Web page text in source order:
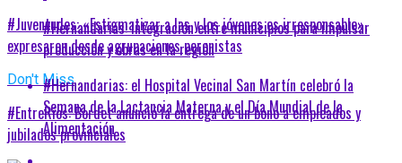
#Juventudes: «Estigmatizar a las y los jóvenes es irresponsable»,
expresaron desde agrupaciones peronistas
Don't Miss
#EntreRíos: Bordet anunció la entrega de un bono a empleados y
jubilados provinciales
#Hernandarias: Integración entre municipios para impulsar
producción y obras en la región
#Hernandarias: el Hospital Vecinal San Martín celebró la
Semana de la Lactancia Materna y el Día Mundial de la
Alimentación